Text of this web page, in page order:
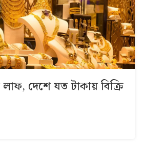
লাফ, দেশে যত টাকায় বিক্রি